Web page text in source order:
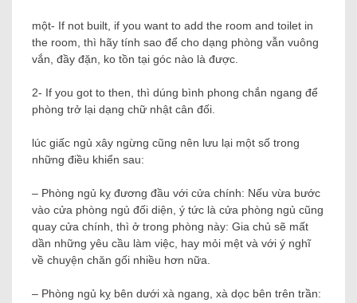
một- If not built, if you want to add the room and toilet in
the room, thì hãy tính sao để cho dạng phòng vẫn vuông
vắn, đầy đặn, ko tồn tại góc nào là được.
2- If you got to then, thì dúng bình phong chắn ngang để
phòng trở lại dạng chữ nhật cân đối.
lúc giấc ngủ xây ngừng cũng nên lưu lại một số trong
những điều khiển sau:
– Phòng ngủ kỵ đương đầu với cửa chính: Nếu vừa bước
vào cửa phòng ngủ đối diện, ý tức là cửa phòng ngủ cũng
quay cửa chính, thì ở trong phòng này: Gia chủ sẽ mất
dần những yêu cầu làm việc, hay mỏi mệt và với ý nghĩ
về chuyện chăn gối nhiều hơn nữa.
– Phòng ngủ kỵ bên dưới xà ngang, xà dọc bên trên trần: